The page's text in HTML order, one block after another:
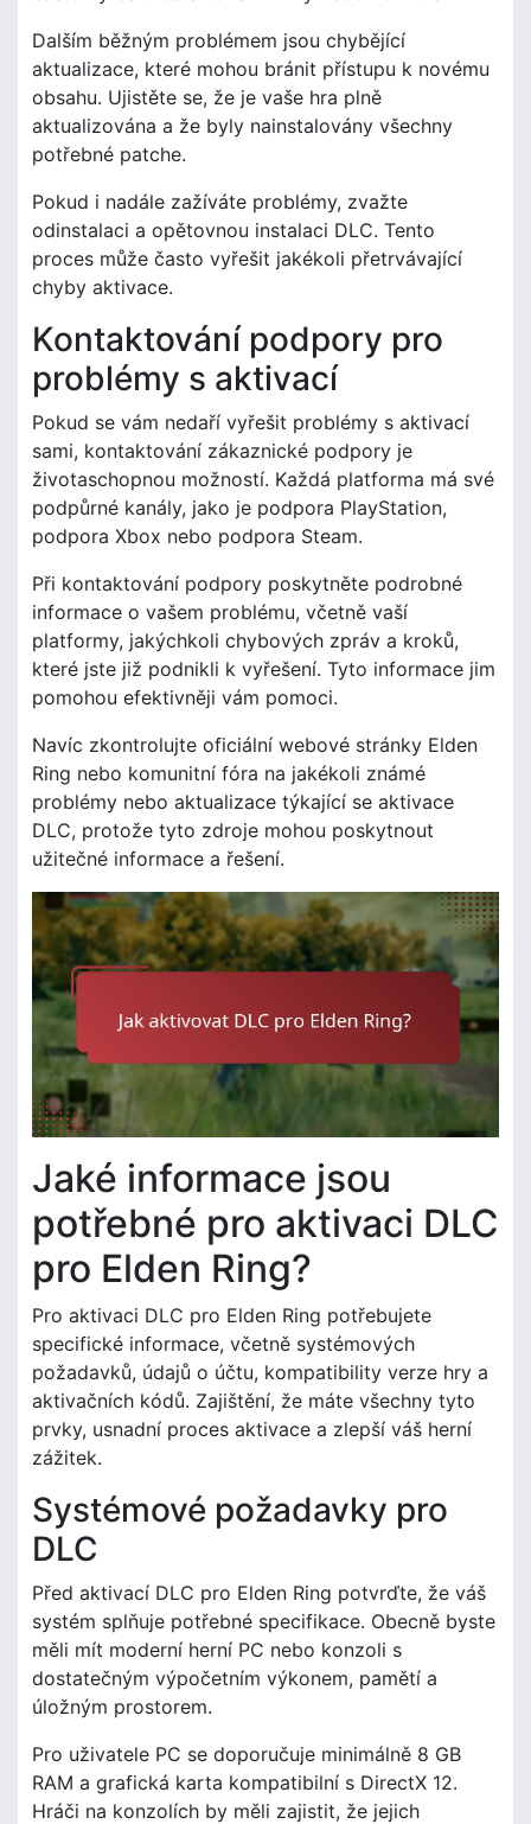
Dalším běžným problémem jsou chybějící
aktualizace, které mohou bránit přístupu k novému
obsahu. Ujistěte se, že je vaše hra plně
aktualizována a že byly nainstalovány všechny
potřebné patche.
Pokud i nadále zažíváte problémy, zvažte
odinstalaci a opětovnou instalaci DLC. Tento
proces může často vyřešit jakékoli přetrvávající
chyby aktivace.
Kontaktování podpory pro
problémy s aktivací
Pokud se vám nedaří vyřešit problémy s aktivací
sami, kontaktování zákaznické podpory je
životaschopnou možností. Každá platforma má své
podpůrné kanály, jako je podpora PlayStation,
podpora Xbox nebo podpora Steam.
Při kontaktování podpory poskytněte podrobné
informace o vašem problému, včetně vaší
platformy, jakýchkoli chybových zpráv a kroků,
které jste již podnikli k vyřešení. Tyto informace jim
pomohou efektivněji vám pomoci.
Navíc zkontrolujte oficiální webové stránky Elden
Ring nebo komunitní fóra na jakékoli známé
problémy nebo aktualizace týkající se aktivace
DLC, protože tyto zdroje mohou poskytnout
užitečné informace a řešení.
Jaké informace jsou
potřebné pro aktivaci DLC
pro Elden Ring?
Pro aktivaci DLC pro Elden Ring potřebujete
specifické informace, včetně systémových
požadavků, údajů o účtu, kompatibility verze hry a
aktivačních kódů. Zajištění, že máte všechny tyto
prvky, usnadní proces aktivace a zlepší váš herní
zážitek.
Systémové požadavky pro
DLC
Před aktivací DLC pro Elden Ring potvrďte, že váš
systém splňuje potřebné specifikace. Obecně byste
měli mít moderní herní PC nebo konzoli s
dostatečným výpočetním výkonem, pamětí a
úložným prostorem.
Pro uživatele PC se doporučuje minimálně 8 GB
RAM a grafická karta kompatibilní s DirectX 12.
Hráči na konzolích by měli zajistit, že jejich